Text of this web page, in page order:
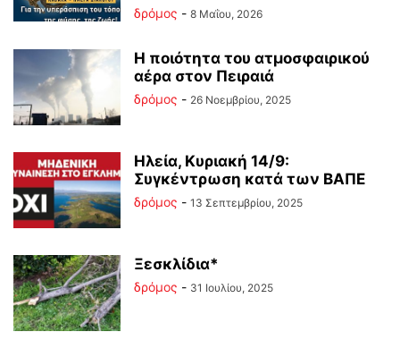
δρόμος - 8 Μαΐου, 2026
Η ποιότητα του ατμοσφαιρικού
αέρα στον Πειραιά
δρόμος - 26 Νοεμβρίου, 2025
Ηλεία, Κυριακή 14/9:
Συγκέντρωση κατά των ΒΑΠΕ
δρόμος - 13 Σεπτεμβρίου, 2025
Ξεσκλίδια*
δρόμος - 31 Ιουλίου, 2025